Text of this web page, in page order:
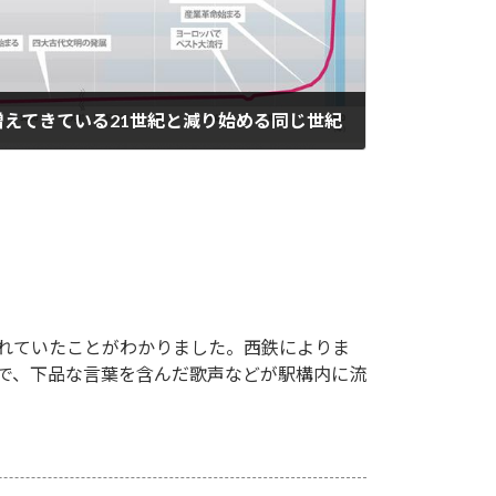
てきている21世紀と減り始める同じ世紀
ていたことがわかりました。西鉄によりま
、下品な言葉を含んだ歌声などが駅構内に流